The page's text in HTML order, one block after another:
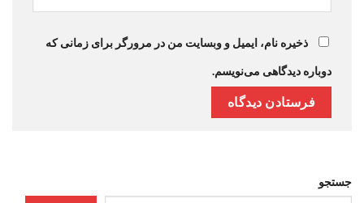
ذخیره نام، ایمیل و وبسایت من در مرورگر برای زمانی که
دوباره دیدگاهی می‌نویسم.
جستجو